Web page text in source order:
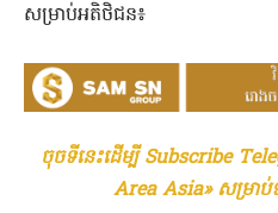
សម្រាប់អតិថិជន៖
ចុចទីនេះដើម្បី Subscribe
Area Asia» សម្រាប់